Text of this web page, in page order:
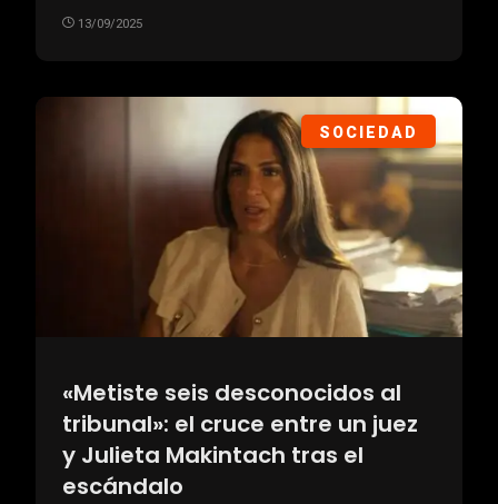
13/09/2025
SOCIEDAD
«Metiste seis desconocidos al
tribunal»: el cruce entre un juez
y Julieta Makintach tras el
escándalo